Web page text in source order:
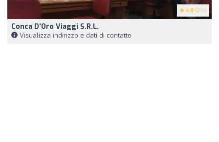
4.8 (214)
Conca D’Oro Viaggi S.r.l.
Visualizza indirizzo e dati di contatto